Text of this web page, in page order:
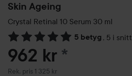
Skin Ageing
Crystal Retinal 10 Serum 30 ml
5 betyg , 5 i snitt
Hoppa till Betyg & kommentarer
962 kr *
Rek. pris 1 325 kr
Rekommenderat pris 1 325 kr